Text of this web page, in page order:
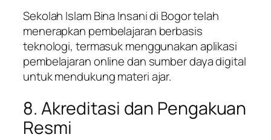
Sekolah Islam Bina Insani di Bogor telah
menerapkan pembelajaran berbasis
teknologi, termasuk menggunakan aplikasi
pembelajaran online dan sumber daya digital
untuk mendukung materi ajar.
8. Akreditasi dan Pengakuan
Resmi